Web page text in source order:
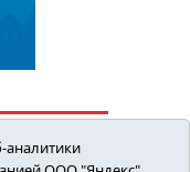
аналитики